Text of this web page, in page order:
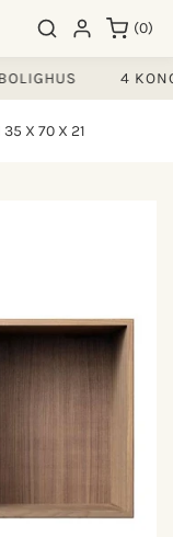
Søgeresultater
Log ind (0)
0
varer
4
X 70 X 21